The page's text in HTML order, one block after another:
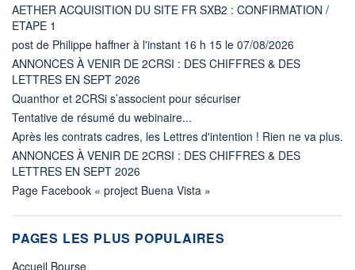
AETHER ACQUISITION DU SITE FR SXB2 : CONFIRMATION /
ETAPE 1
post de Philippe haffner à l'instant 16 h 15 le 07/08/2026
ANNONCES À VENIR DE 2CRSI : DES CHIFFRES & DES
LETTRES EN SEPT 2026
Quanthor et 2CRSi s’associent pour sécuriser
Tentative de résumé du webinaire...
Après les contrats cadres, les Lettres d'intention ! Rien ne va plus.
ANNONCES À VENIR DE 2CRSI : DES CHIFFRES & DES
LETTRES EN SEPT 2026
Page Facebook « project Buena Vista »
PAGES LES PLUS POPULAIRES
Accueil Bourse